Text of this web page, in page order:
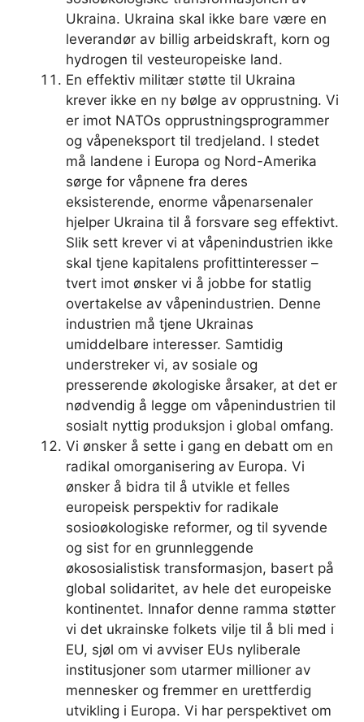
Ukraina. Ukraina skal ikke bare være en
leverandør av billig arbeidskraft, korn og
hydrogen til vesteuropeiske land.
En effektiv militær støtte til Ukraina
krever ikke en ny bølge av opprustning. Vi
er imot NATOs opprustningsprogrammer
og våpeneksport til tredjeland. I stedet
må landene i Europa og Nord-Amerika
sørge for våpnene fra deres
eksisterende, enorme våpenarsenaler
hjelper Ukraina til å forsvare seg effektivt.
Slik sett krever vi at våpenindustrien ikke
skal tjene kapitalens profittinteresser –
tvert imot ønsker vi å jobbe for statlig
overtakelse av våpenindustrien. Denne
industrien må tjene Ukrainas
umiddelbare interesser. Samtidig
understreker vi, av sosiale og
presserende økologiske årsaker, at det er
nødvendig å legge om våpenindustrien til
sosialt nyttig produksjon i global omfang.
Vi ønsker å sette i gang en debatt om en
radikal omorganisering av Europa. Vi
ønsker å bidra til å utvikle et felles
europeisk perspektiv for radikale
sosioøkologiske reformer, og til syvende
og sist for en grunnleggende
økososialistisk transformasjon, basert på
global solidaritet, av hele det europeiske
kontinentet. Innafor denne ramma støtter
vi det ukrainske folkets vilje til å bli med i
EU, sjøl om vi avviser EUs nyliberale
institusjoner som utarmer millioner av
mennesker og fremmer en urettferdig
utvikling i Europa. Vi har perspektivet om